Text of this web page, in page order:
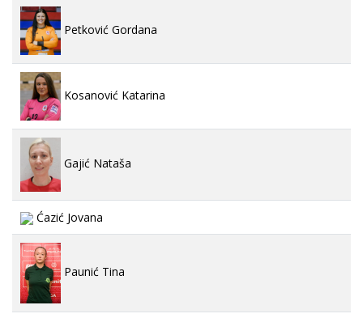
Petković Gordana
Kosanović Katarina
Gajić Nataša
Ćazić Jovana
Paunić Tina